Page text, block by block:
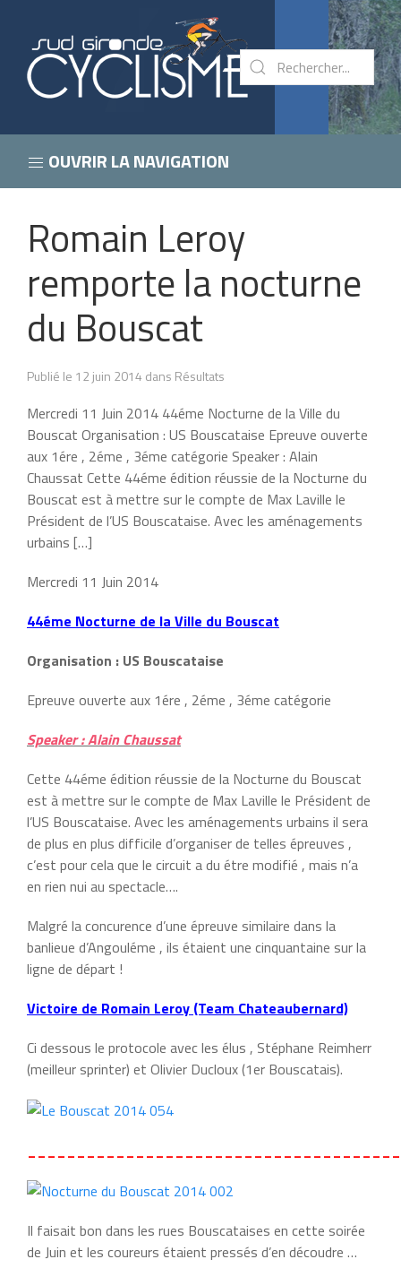
OUVRIR LA NAVIGATION
Romain Leroy
remporte la nocturne
du Bouscat
Publié le 12 juin 2014 dans Résultats
Mercredi 11 Juin 2014 44éme Nocturne de la Ville du
Bouscat Organisation : US Bouscataise Epreuve ouverte
aux 1ére , 2éme , 3éme catégorie Speaker : Alain
Chaussat Cette 44éme édition réussie de la Nocturne du
Bouscat est à mettre sur le compte de Max Laville le
Président de l’US Bouscataise. Avec les aménagements
urbains […]
Mercredi 11 Juin 2014
44éme Nocturne de la Ville du Bouscat
Organisation : US Bouscataise
Epreuve ouverte aux 1ére , 2éme , 3éme catégorie
Speaker : Alain Chaussat
Cette 44éme édition réussie de la Nocturne du Bouscat
est à mettre sur le compte de Max Laville le Président de
l’US Bouscataise. Avec les aménagements urbains il sera
de plus en plus difficile d’organiser de telles épreuves ,
c’est pour cela que le circuit a du étre modifié , mais n’a
en rien nui au spectacle….
Malgré la concurence d’une épreuve similaire dans la
banlieue d’Angouléme , ils étaient une cinquantaine sur la
ligne de départ !
Victoire de Romain Leroy (Team Chateaubernard)
Ci dessous le protocole avec les élus , Stéphane Reimherr
(meilleur sprinter) et Olivier Ducloux (1er Bouscatais).
Il faisait bon dans les rues Bouscataises en cette soirée
de Juin et les coureurs étaient pressés d’en découdre …